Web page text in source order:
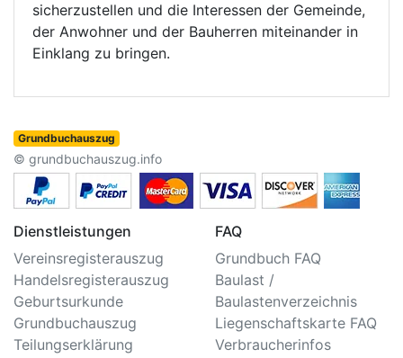
sicherzustellen und die Interessen der Gemeinde,
der Anwohner und der Bauherren miteinander in
Einklang zu bringen.
Grundbuchauszug
© grundbuchauszug.info
Dienstleistungen
Vereinsregisterauszug
Handelsregisterauszug
Geburtsurkunde
Grundbuchauszug
Teilungserklärung
FAQ
Grundbuch FAQ
Baulast /
Baulastenverzeichnis
Liegenschaftskarte FAQ
Verbraucherinfos